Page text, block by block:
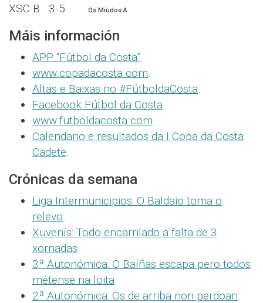
XSC B 3-5 Os Miúdos A
Máis información
APP “Fútbol da Costa”.
www.copadacosta.com.
Altas e Baixas no #FútboldaCosta.
Facebook Fútbol da Costa.
www.futboldacosta.com.
Calendario e resultados da I Copa da Costa
Cadete.
Crónicas da semana
Liga Intermunicipios: O Baldaio toma o
relevo.
Xuvenís: Todo encarrilado a falta de 3
xornadas.
3ª Autonómica: O Baíñas escapa pero todos
métense na loita.
2ª Autonómica: Os de arriba non perdoan: